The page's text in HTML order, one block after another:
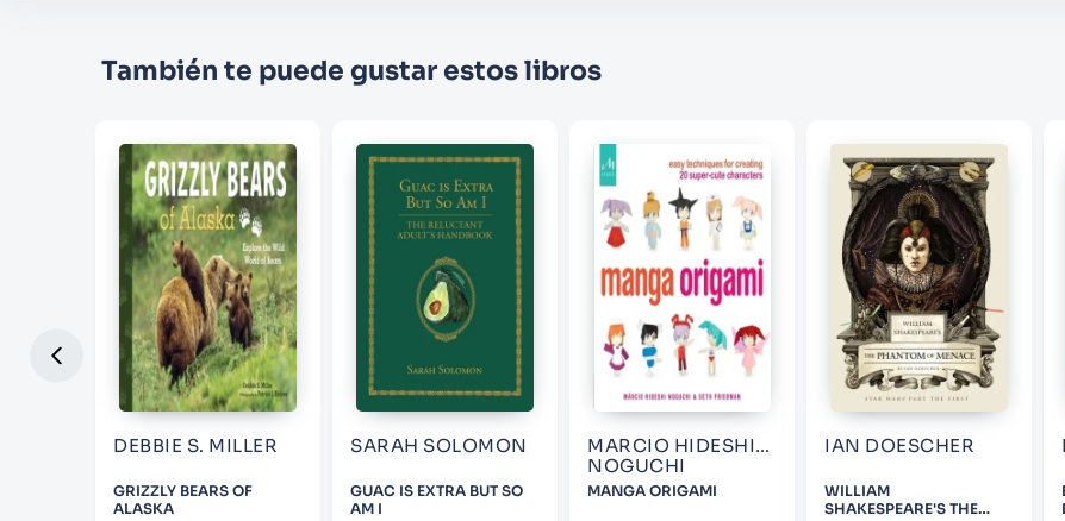
ENVIAR COMENTARIO
También te puede gustar estos libros
DEBBIE S. MILLER
GRIZZLY BEARS OF
ALASKA
SARAH SOLOMON
GUAC IS EXTRA BUT SO
AM I
MARCIO HIDESHI
NOGUCHI
MANGA ORIGAMI
IAN DOESCHER
WILLIAM
SHAKESPEARE'S THE